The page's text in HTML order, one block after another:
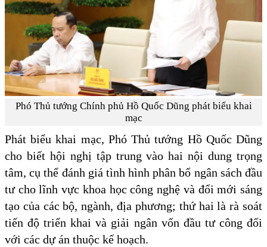
Phó Thủ tướng Chính phủ Hồ Quốc Dũng phát biểu khai
mạc
Phát biểu khai mạc, Phó Thủ tướng Hồ Quốc Dũng
cho biết hội nghị tập trung vào hai nội dung trọng
tâm, cụ thể đánh giá tình hình phân bổ ngân sách đầu
tư cho lĩnh vực khoa học công nghệ và đổi mới sáng
tạo của các bộ, ngành, địa phương; thứ hai là rà soát
tiến độ triển khai và giải ngân vốn đầu tư công đối
với các dự án thuộc kế hoạch.